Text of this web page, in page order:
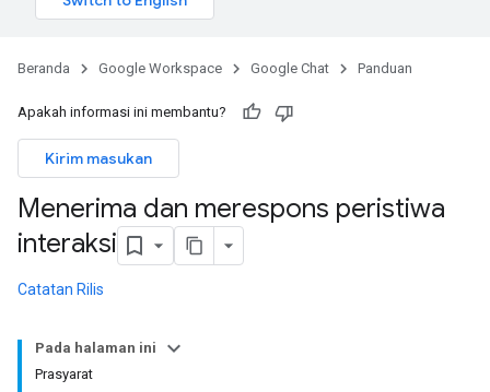
Beranda Google Workspace Google Chat Panduan
Apakah informasi ini membantu?
Kirim masukan
Menerima dan merespons peristiwa
interaksi
Catatan Rilis
Pada halaman ini
Prasyarat